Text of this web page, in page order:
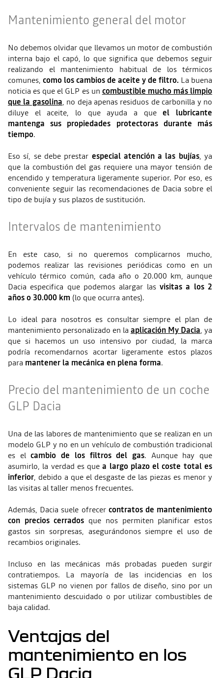
Mantenimiento general del motor
No debemos olvidar que llevamos un motor de combustión
interna bajo el capó, lo que significa que debemos seguir
realizando el mantenimiento habitual de los térmicos
comunes, como los cambios de aceite y de filtro. La buena
noticia es que el GLP es un combustible mucho más limpio
que la gasolina, no deja apenas residuos de carbonilla y no
diluye el aceite, lo que ayuda a queel lubricante
mantenga sus propiedades protectoras durante más
tiempo.
Eso sí, se debe prestar especial atención a las bujías, ya
que la combustión del gas requiere una mayor tensión de
encendido y temperatura ligeramente superior. Por eso, es
conveniente seguir las recomendaciones de Dacia sobre el
tipo de bujía y sus plazos de sustitución.
Intervalos de mantenimiento
En este caso, si no queremos complicarnos mucho,
podemos realizar las revisiones periódicas como en un
vehículo térmico común, cada año o 20.000 km, aunque
Dacia especifica que podemos alargar las visitas a los 2
años o 30.000 km (lo que ocurra antes).
Lo ideal para nosotros es consultar siempre el plan de
mantenimiento personalizado en la aplicación My Dacia, ya
que si hacemos un uso intensivo por ciudad, la marca
podría recomendarnos acortar ligeramente estos plazos
para mantener la mecánica en plena forma.
Precio del mantenimiento de un coche
GLP Dacia
Una de las labores de mantenimiento que se realizan en un
modelo GLP y no en un vehículo de combustión tradicional
es elcambio de los filtros del gas. Aunque hay que
asumirlo, la verdad es que a largo plazo el coste total es
inferior, debido a que el desgaste de las piezas es menor y
las visitas al taller menos frecuentes.
Además, Dacia suele ofrecer contratos de mantenimiento
con precios cerrados que nos permiten planificar estos
gastos sin sorpresas, asegurándonos siempre el uso de
recambios originales.
Incluso en las mecánicas más probadas pueden surgir
contratiempos. La mayoría de las incidencias en los
sistemas GLP no vienen por fallos de diseño, sino por un
mantenimiento descuidado o por utilizar combustibles de
baja calidad.
Ventajas del
mantenimiento en los
GLP Dacia